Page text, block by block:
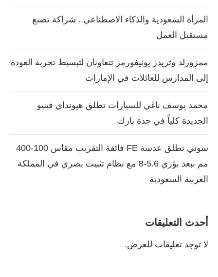
المرأة السعودية والذكاء الاصطناعي.. شراكة تصنع
مستقبل العمل
ممزورلد وثريدز يونيفورمز تتعاونان لتبسيط تجربة العودة
إلى المدارس للعائلات في الإمارات
محمد يوسف ناغي للسيارات تطلق هيونداي فينيو
الجديدة كلياً في جدة بارك
سوني تطلق عدسة FE فائقة التقريب مقاس 100-400
مم ببعد بؤري 5.6-8 مع نظام تثبيت بصري في المملكة
العربية السعودية
أحدث التعليقات
لا توجد تعليقات للعرض.